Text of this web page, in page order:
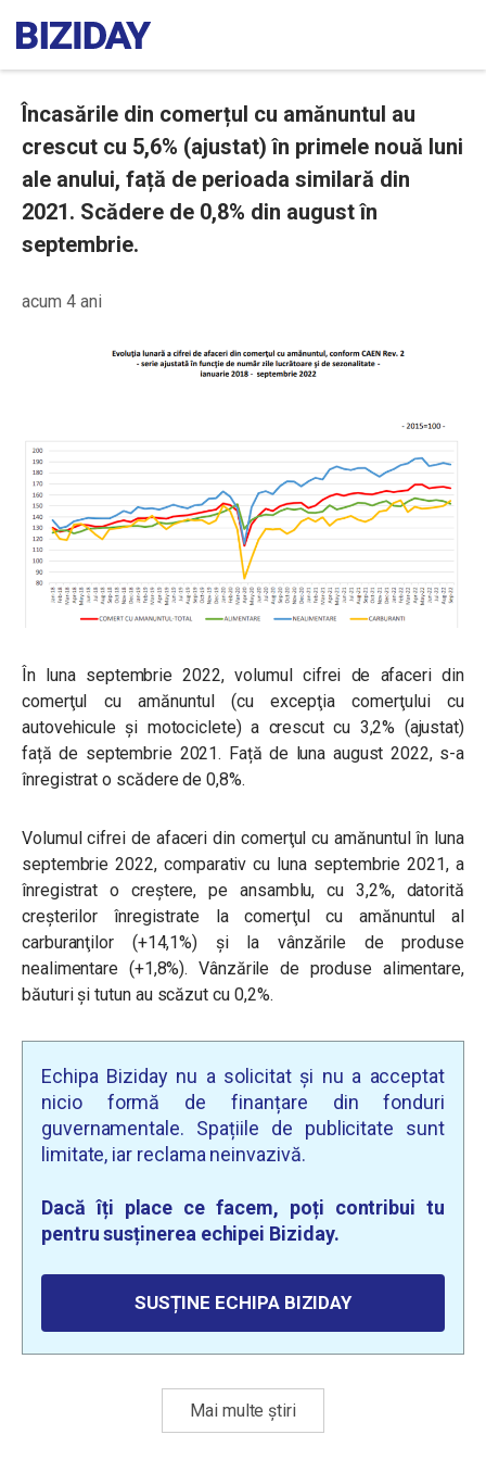
Încasările din comerțul cu amănuntul au
crescut cu 5,6% (ajustat) în primele nouă luni
ale anului, față de perioada similară din
2021. Scădere de 0,8% din august în
septembrie.
acum 4 ani
În luna septembrie 2022, volumul cifrei de afaceri din
comerţul cu amănuntul (cu excepţia comerţului cu
autovehicule şi motociclete) a crescut cu 3,2% (ajustat)
față de septembrie 2021. Față de luna august 2022, s-a
înregistrat o scădere de 0,8%.
Volumul cifrei de afaceri din comerţul cu amănuntul în luna
septembrie 2022, comparativ cu luna septembrie 2021, a
înregistrat o creştere, pe ansamblu, cu 3,2%, datorită
creşterilor înregistrate la comerţul cu amănuntul al
carburanţilor (+14,1%) şi la vânzările de produse
nealimentare (+1,8%). Vânzările de produse alimentare,
băuturi şi tutun au scăzut cu 0,2%.
Echipa Biziday nu a solicitat și nu a acceptat
nicio formă de finanțare din fonduri
guvernamentale. Spațiile de publicitate sunt
limitate, iar reclama neinvazivă.
Dacă îți place ce facem, poți contribui tu
pentru susținerea echipei Biziday.
SUSȚINE ECHIPA BIZIDAY
Mai multe știri